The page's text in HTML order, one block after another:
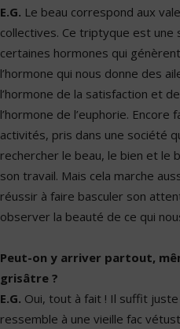
E.G. Le beau correspond aux
collectives. Ce triptyque est une
certaines hormones qui
l’hormone qui nous donne des
l’hormone de la satisfaction et
l’hormone de l’euphorie.
activités, pris dans une société
rechercher le beau, le bien et le
son travail. Mais cela marche
réussir à faire basculer son
observer la beauté de ce qui
Peut-on y arriver partout,
grisâtre ?
E.G. Oui, tout à fait ! Il suffit
ressemble à une vieille fac